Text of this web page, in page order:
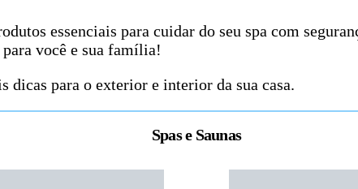
essenciais para cuidar do seu spa com
você e sua família!
dicas para o exterior e interior da sua casa.
Spas e Saunas